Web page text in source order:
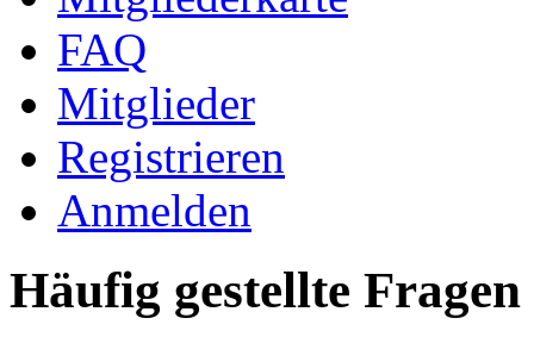
FAQ
Mitglieder
Registrieren
Anmelden
Häufig gestellte Fragen